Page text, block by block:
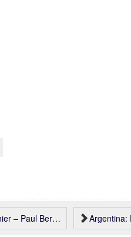
Argentina:
Architecte